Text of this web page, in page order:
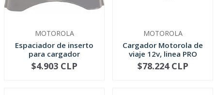
MOTOROLA
Espaciador de inserto
para cargador
individuale...
NO DISPONIBLE
$4.903 CLP
MOTOROLA
Cargador Motorola de
viaje 12v, linea PRO
RLN4883
NO DISPONIBLE
$78.224 CLP